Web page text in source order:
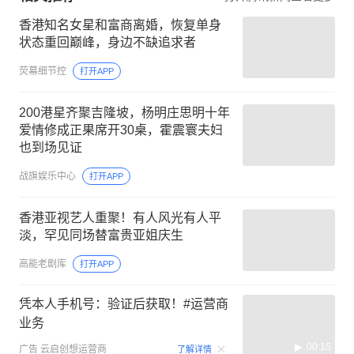
香港知名女星和富商离婚，恢复单身
状态重回巅峰，身边不缺追求者
荧幕细节控 打开APP
200港星齐聚吉隆坡，杨明庄思明十年
爱情修成正果席开30桌，霍震寰夫妇
也到场见证
战旗娱乐中心 打开APP
香港亚视艺人重聚！有人风光有人平
淡，罕见同场替富贵亚姐庆生
高能老剧库 打开APP
凭本人手机号：验证后获取！#运营商
业务
广告 云启创想运营商 了解详情 00:15